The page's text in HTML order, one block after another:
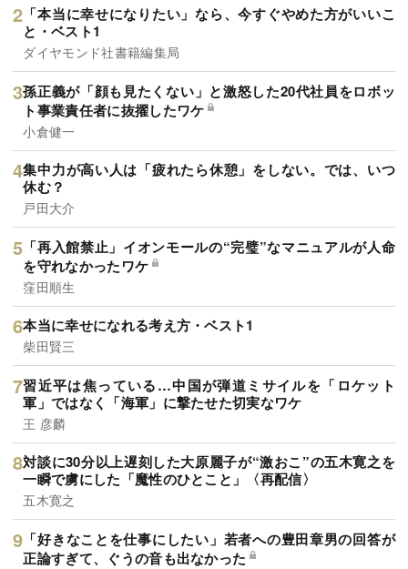
「本当に幸せになりたい」なら、今すぐやめた方がいいこ
と・ベスト1
ダイヤモンド社書籍編集局
孫正義が「顔も見たくない」と激怒した20代社員をロボッ
ト事業責任者に抜擢したワケ
小倉健一
集中力が高い人は「疲れたら休憩」をしない。では、いつ
休む？
戸田大介
「再入館禁止」イオンモールの“完璧”なマニュアルが人命
を守れなかったワケ
窪田順生
本当に幸せになれる考え方・ベスト1
柴田賢三
習近平は焦っている…中国が弾道ミサイルを「ロケット
軍」ではなく「海軍」に撃たせた切実なワケ
王 彦麟
対談に30分以上遅刻した大原麗子が“激おこ”の五木寛之を
一瞬で虜にした「魔性のひとこと」〈再配信〉
五木寛之
「好きなことを仕事にしたい」若者への豊田章男の回答が
正論すぎて、ぐうの音も出なかった